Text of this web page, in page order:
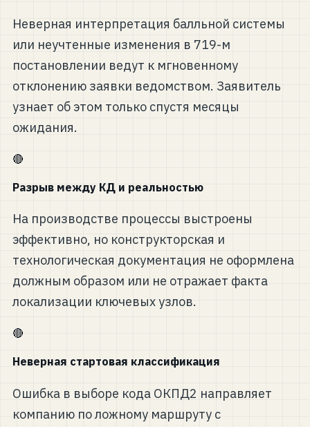
Неверная интерпретация балльной системы
или неучтенные изменения в 719-м
постановлении ведут к мгновенному
отклонению заявки ведомством. Заявитель
узнает об этом только спустя месяцы
ожидания.
🔴
Разрыв между КД и реальностью
На производстве процессы выстроены
эффективно, но конструкторская и
технологическая документация не оформлена
должным образом или не отражает факта
локализации ключевых узлов.
🔴
Неверная стартовая классификация
Ошибка в выборе кода ОКПД2 направляет
компанию по ложному маршруту с